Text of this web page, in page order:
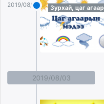
2019/08/04 Зурхай, цаг агаар
2019/08/03